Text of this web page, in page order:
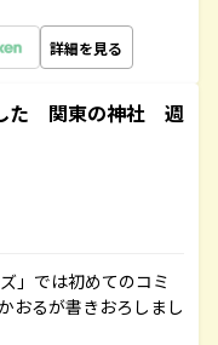
詳細を見る
た 関東の神社 週
」では初めてのコミ
おるが書きおろしまし